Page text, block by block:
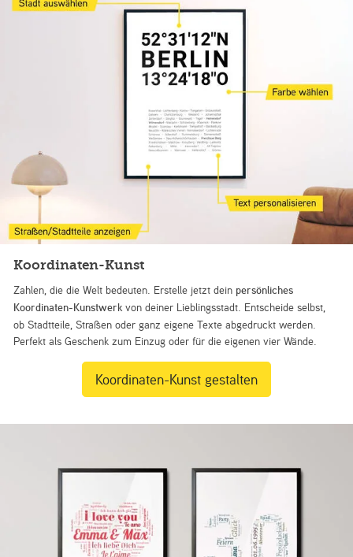
Koordinaten-Kunst
Zahlen, die die Welt bedeuten. Erstelle jetzt dein persönliches
Koordinaten-Kunstwerk von deiner Lieblingsstadt. Entscheide selbst,
ob Stadtteile, Straßen oder ganz eigene Texte abgedruckt werden.
Perfekt als Geschenk zum Einzug oder für die eigenen vier Wände.
Koordinaten-Kunst gestalten